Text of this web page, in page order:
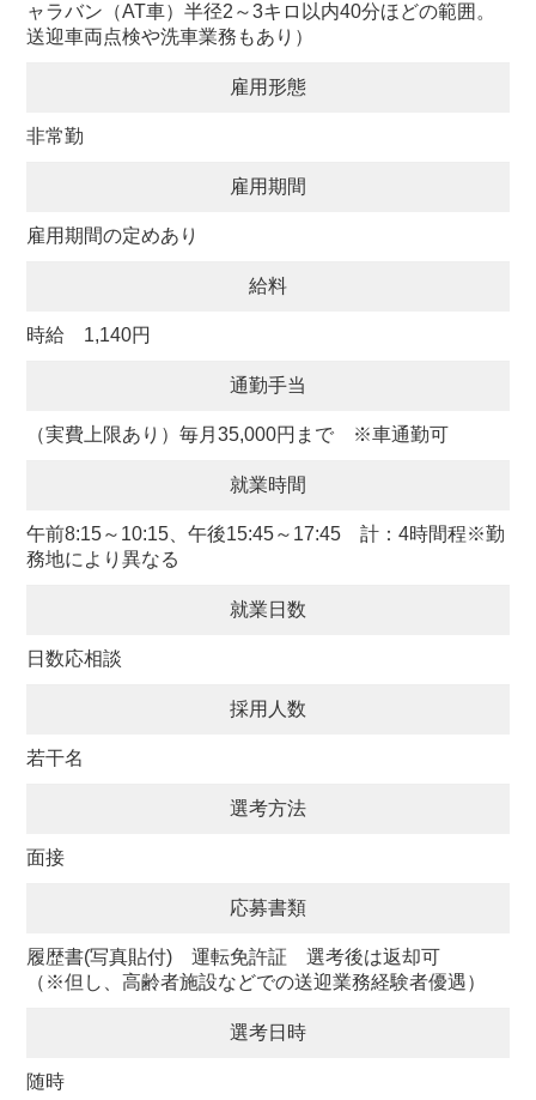
ャラバン（AT車）半径2～3キロ以内40分ほどの範囲。
送迎車両点検や洗車業務もあり）
雇用形態
非常勤
雇用期間
雇用期間の定めあり
給料
時給 1,140円
通勤手当
（実費上限あり）毎月35,000円まで ※車通勤可
就業時間
午前8:15～10:15、午後15:45～17:45 計：4時間程※勤
務地により異なる
就業日数
日数応相談
採用人数
若干名
選考方法
面接
応募書類
履歴書(写真貼付) 運転免許証 選考後は返却可
（※但し、高齢者施設などでの送迎業務経験者優遇）
選考日時
随時